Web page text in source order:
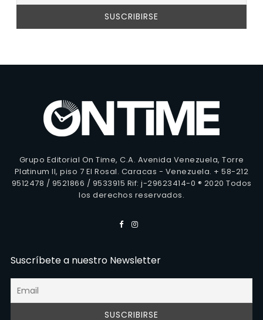
Grupo Editorial On Time, C.A. Avenida Venezuela, Torre
Platinum II, piso 7 El Rosal. Caracas - Venezuela. + 58-212
9512478 / 9521866 / 9533915 Rif: j-29623414-0 ® 2020 Todos
los derechos reservados.
Suscríbete a nuestro Newsletter